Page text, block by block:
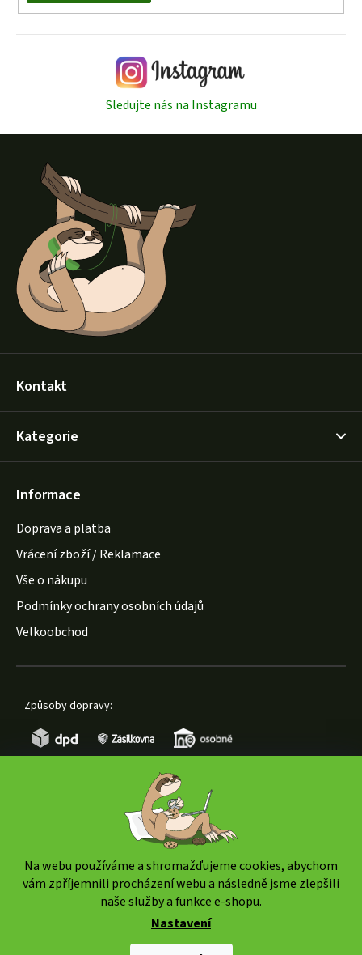
Na webu používáme a shromažďujeme cookies, abychom
vám zpříjemnili procházení webu a následně jsme zlepšili
naše služby a funkce e-shopu.
Nastavení
Sledujte nás na Instagramu
Kontakt
Kategorie
Informace
Doprava a platba
Vrácení zboží / Reklamace
Vše o nákupu
Podmínky ochrany osobních údajů
Velkoobchod
Způsoby dopravy:
www.weedshop.cz
vyhrazena.
Upravit nastavení cookies